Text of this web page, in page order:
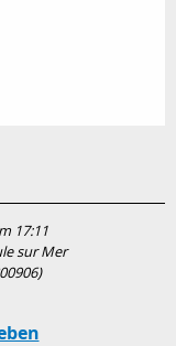
17:11
sur Mer
)